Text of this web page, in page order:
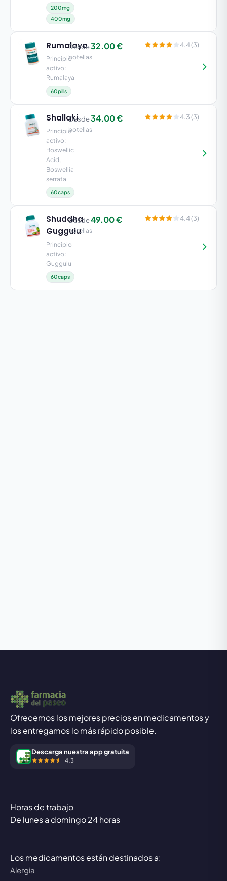
Shuddha
Guggulu
Principio
activo:
Guggulu
60caps
Desde49.00 €
botellas
4.4 (3)
Shallaki
Principio
activo:
Boswellic
Acid,
Boswellia
serrata
60caps
Desde34.00 €
botellas
4.3 (3)
Rumalaya
Principio
activo:
Rumalaya
60pills
Desde32.00 €
botellas
4.4 (3)
200mg
400mg
Ofrecemos los mejores precios en medicamentos y
los entregamos lo más rápido posible.
Descarga nuestra app gratuita
4,3
Horas de trabajo
De lunes a domingo 24 horas
Los medicamentos están destinados a:
Alergia